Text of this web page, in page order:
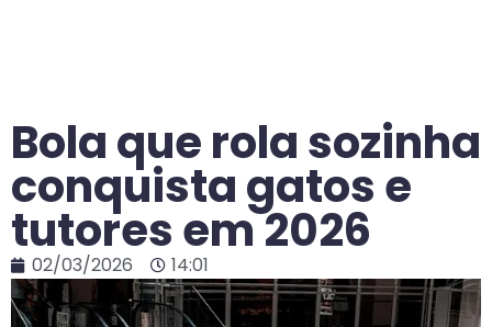
Bola que rola sozinha
conquista gatos e
tutores em 2026
02/03/2026 14:01